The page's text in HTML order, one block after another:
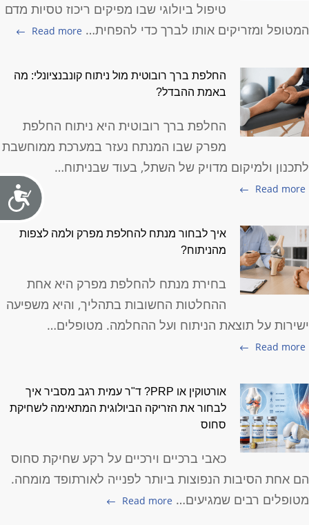
טיפול ביולוגי שבו מפיקים ריכוז טסיות מדם
המטופל ומזריקים אותו לברך כדי להפחית… Read more
החלפת ברך רובוטית מול ניתוח קונבנציונלי: מה
באמת ההבדל?
החלפת ברך רובוטית היא ניתוח החלפת
מפרק שבו המנתח נעזר במערכת ממוחשבת
לתכנון ולמיקום מדויק של השתל, בעוד שבניתוח…
Read more
איך לבחור מנתח להחלפת מפרק ולמה לצפות
מהניתוח?
בחירת מנתח להחלפת מפרק היא אחת
ההחלטות החשובות בתהליך, והיא משפיעה
ישירות על תוצאת הניתוח ועל ההחלמה. מטופלים…
Read more
אורטוקין או PRP? ד"ר עמית רגב מסביר איך
לבחור את הזריקה הביולוגית המתאימה לשחיקת
סחוס
כאבי ברכיים וירכיים על רקע שחיקת סחוס
הם אחת הסיבות הנפוצות ביותר לפנייה לאורתופד מומחה.
מטופלים רבים שמגיעים… Read more